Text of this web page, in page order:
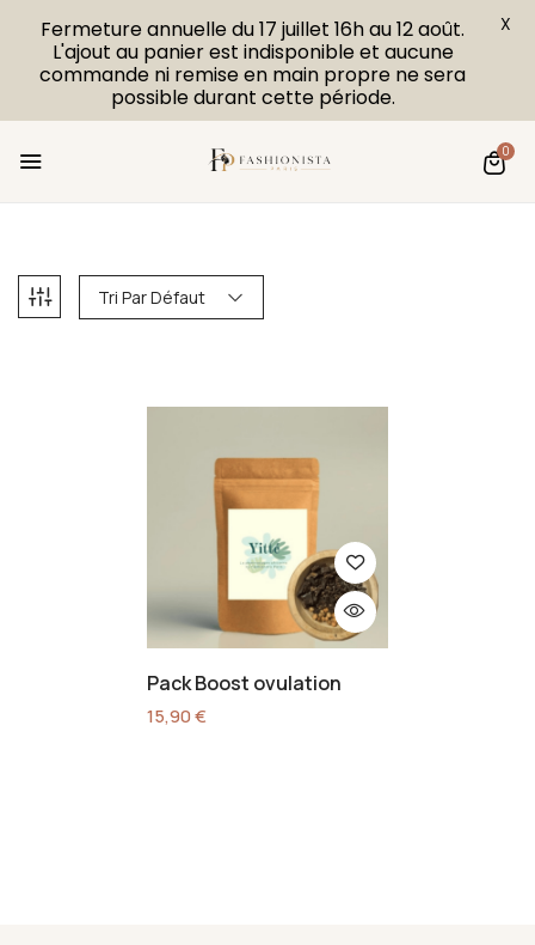
0
Tri Par Défaut
Pack Boost ovulation
15,90€
Fermeture annuelle du 17 juillet 16h au 12 août.
L'ajout au panier est indisponible et aucune
commande ni remise en main propre ne sera
possible durant cette période.
X